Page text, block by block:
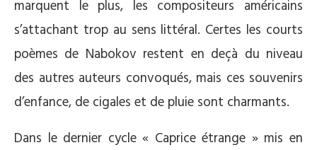
marquent le plus, les compositeurs américains
s’attachant trop au sens littéral. Certes les courts
poèmes de Nabokov restent en deçà du niveau
des autres auteurs convoqués, mais ces souvenirs
d’enfance, de cigales et de pluie sont charmants.
Dans le dernier cycle « Caprice étrange » mis en